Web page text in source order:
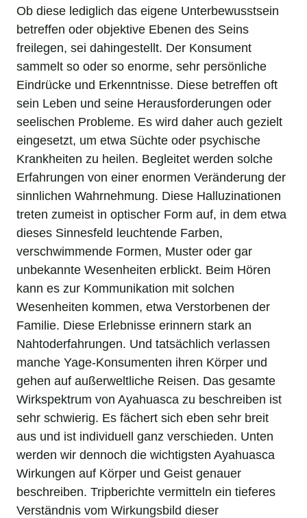
Ob diese lediglich das eigene Unterbewusstsein
betreffen oder objektive Ebenen des Seins
freilegen, sei dahingestellt. Der Konsument
sammelt so oder so enorme, sehr persönliche
Eindrücke und Erkenntnisse. Diese betreffen oft
sein Leben und seine Herausforderungen oder
seelischen Probleme. Es wird daher auch gezielt
eingesetzt, um etwa Süchte oder psychische
Krankheiten zu heilen. Begleitet werden solche
Erfahrungen von einer enormen Veränderung der
sinnlichen Wahrnehmung. Diese Halluzinationen
treten zumeist in optischer Form auf, in dem etwa
dieses Sinnesfeld leuchtende Farben,
verschwimmende Formen, Muster oder gar
unbekannte Wesenheiten erblickt. Beim Hören
kann es zur Kommunikation mit solchen
Wesenheiten kommen, etwa Verstorbenen der
Familie. Diese Erlebnisse erinnern stark an
Nahtoderfahrungen. Und tatsächlich verlassen
manche Yage-Konsumenten ihren Körper und
gehen auf außerweltliche Reisen. Das gesamte
Wirkspektrum von Ayahuasca zu beschreiben ist
sehr schwierig. Es fächert sich eben sehr breit
aus und ist individuell ganz verschieden. Unten
werden wir dennoch die wichtigsten Ayahuasca
Wirkungen auf Körper und Geist genauer
beschreiben. Tripberichte vermitteln ein tieferes
Verständnis vom Wirkungsbild dieser